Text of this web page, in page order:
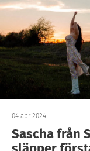
04 apr 2024
Sascha från